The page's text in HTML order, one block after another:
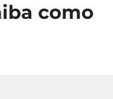
como